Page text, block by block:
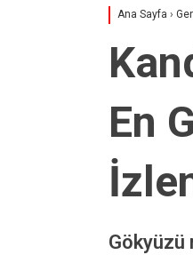
Ana Sayfa ›
En
Gökyüzü